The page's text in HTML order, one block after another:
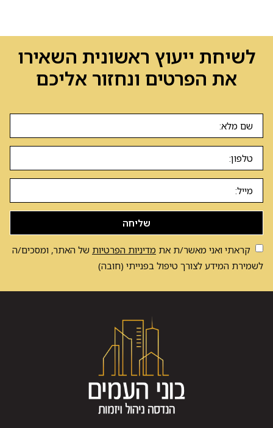
לשיחת ייעוץ ראשונית השאירו
את הפרטים ונחזור אליכם
שליחה
קראתי ואני מאשר/ת את מדיניות הפרטיות של האתר, ומסכים/ה
לשמירת המידע לצורך טיפול בפנייתי (חובה)